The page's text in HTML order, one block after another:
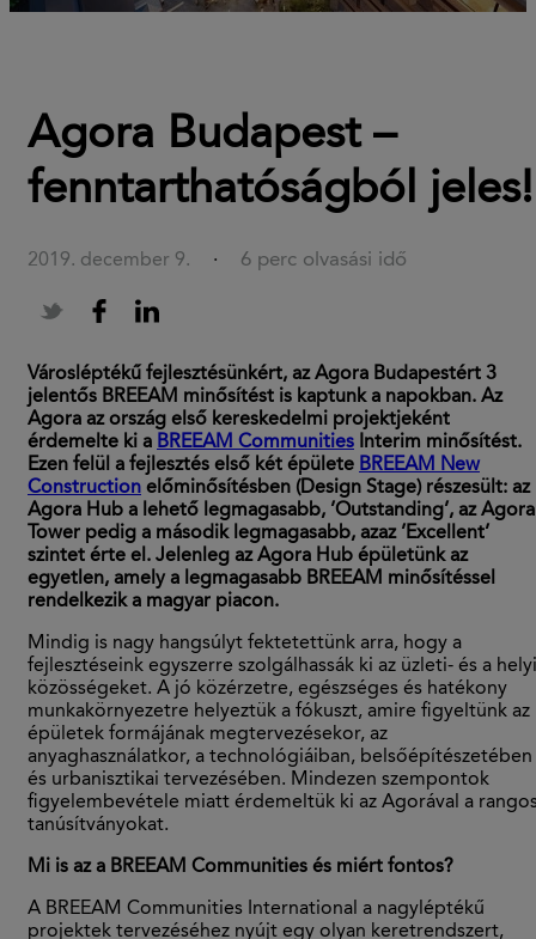
Agora Budapest –
fenntarthatóságból jeles!
2019. december 9. · 6 perc olvasási idő
Városléptékű fejlesztésünkért, az Agora Budapestért 3
jelentős BREEAM minősítést is kaptunk a napokban. Az
Agora az ország első kereskedelmi projektjeként
érdemelte ki a BREEAM Communities Interim minősítést.
Ezen felül a fejlesztés első két épülete BREEAM New
Construction előminősítésben (Design Stage) részesült: az
Agora Hub a lehető legmagasabb, ’Outstanding’, az Agora
Tower pedig a második legmagasabb, azaz ’Excellent’
szintet érte el. Jelenleg az Agora Hub épületünk az
egyetlen, amely a legmagasabb BREEAM minősítéssel
rendelkezik a magyar piacon.
Mindig is nagy hangsúlyt fektetettünk arra, hogy a
fejlesztéseink egyszerre szolgálhassák ki az üzleti- és a helyi
közösségeket. A jó közérzetre, egészséges és hatékony
munkakörnyezetre helyeztük a fókuszt, amire figyeltünk az
épületek formájának megtervezésekor, az
anyaghasználatkor, a technológiáiban, belsőépítészetében
és urbanisztikai tervezésében. Mindezen szempontok
figyelembevétele miatt érdemeltük ki az Agorával a
tanúsítványokat.
Mi is az a BREEAM Communities és miért fontos?
A BREEAM Communities International a nagyléptékű
projektek tervezéséhez nyújt egy olyan keretrendszert,